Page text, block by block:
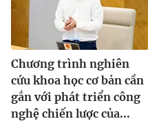
Chương trình nghiên
cứu khoa học cơ bản cần
gắn với phát triển công
nghệ chiến lược của...